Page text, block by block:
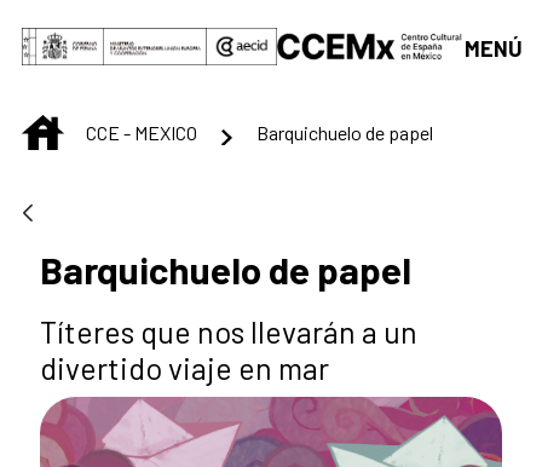
Skip to Main Content
MENÚ
INICIOCCE - MEXICO Barquichuelo de papel
Barquichuelo de papel
Títeres que nos llevarán a un
divertido viaje en mar